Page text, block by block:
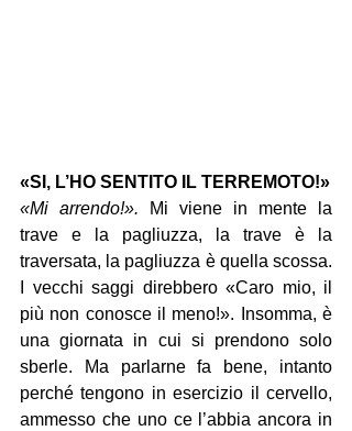
«SI, L’HO SENTITO IL TERREMOTO!»
«Mi arrendo!». Mi viene in mente la
trave e la pagliuzza, la trave è la
traversata, la pagliuzza è quella scossa.
I vecchi saggi direbbero «Caro mio, il
più non conosce il meno!». Insomma, è
una giornata in cui si prendono solo
sberle. Ma parlarne fa bene, intanto
perché tengono in esercizio il cervello,
ammesso che uno ce l’abbia ancora in